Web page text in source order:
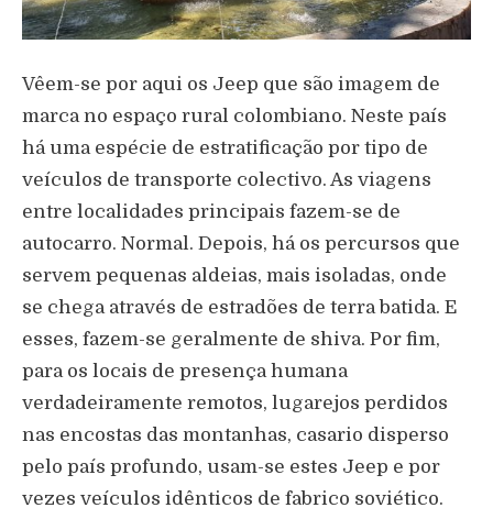
Vêem-se por aqui os Jeep que são imagem de
marca no espaço rural colombiano. Neste país
há uma espécie de estratificação por tipo de
veículos de transporte colectivo. As viagens
entre localidades principais fazem-se de
autocarro. Normal. Depois, há os percursos que
servem pequenas aldeias, mais isoladas, onde
se chega através de estradões de terra batida. E
esses, fazem-se geralmente de shiva. Por fim,
para os locais de presença humana
verdadeiramente remotos, lugarejos perdidos
nas encostas das montanhas, casario disperso
pelo país profundo, usam-se estes Jeep e por
vezes veículos idênticos de fabrico soviético.